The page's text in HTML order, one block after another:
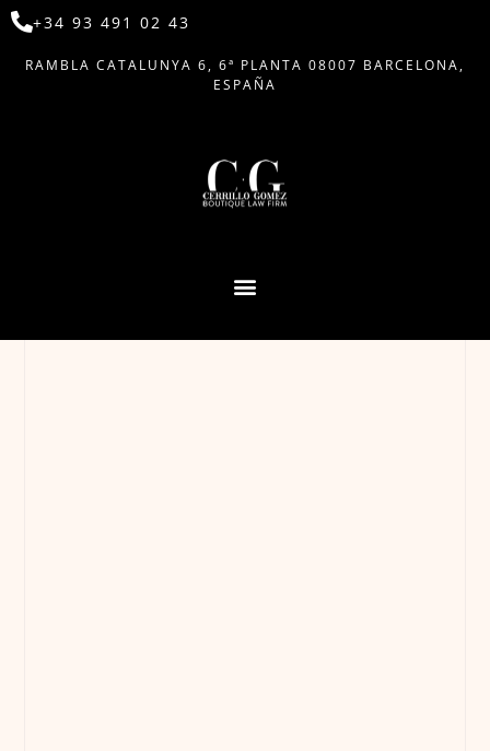
+34 93 491 02 43
RAMBLA CATALUNYA 6, 6ª PLANTA 08007 BARCELONA,
ESPAÑA